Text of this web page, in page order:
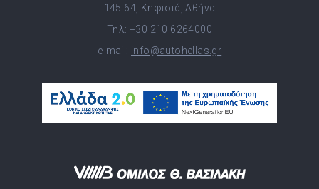
145 64, Κηφισιά, Αθήνα
Τηλ: +30 210 6264000
e-mail: info@autohellas.gr